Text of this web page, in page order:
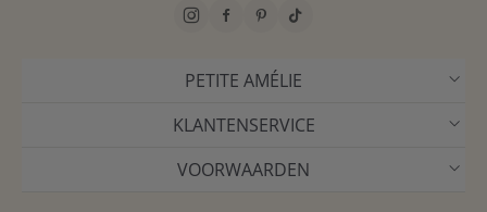
PETITE AMÉLIE
KLANTENSERVICE
VOORWAARDEN